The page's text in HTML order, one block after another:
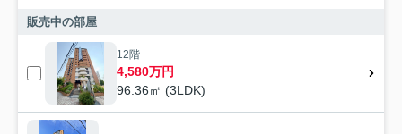
販売中の部屋
12階
4,580万円
96.36㎡ (3LDK)